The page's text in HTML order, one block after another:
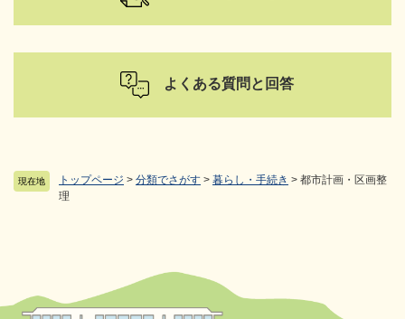
現在地 トップページ > 分類でさがす > 暮らし・手続き > 都市計画・区画整
理
よくある質問と回答